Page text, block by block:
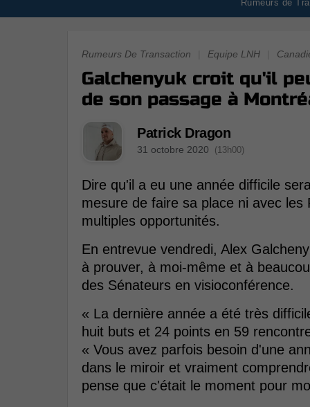
Rumeurs de
Rumeurs De Transaction Equipe LNH
Galchenyuk croit qu'il
de son passage à
Patrick Dragon
31 octobre 2020 (13h00)
Dire qu'il a eu une année difficile
mesure de faire sa place ni avec
multiples opportunités.
En entrevue vendredi, Alex
à prouver, à moi-même et à
des Sénateurs en visioconférence.
« La dernière année a été très
huit buts et 24 points en 59
« Vous avez parfois besoin d'une
dans le miroir et vraiment
pense que c'était le moment pour